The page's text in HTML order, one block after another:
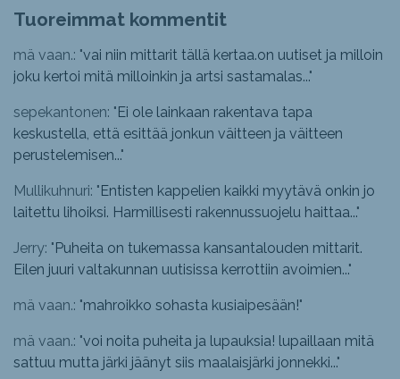
Tuoreimmat kommentit
mä vaan.: "vai niin mittarit tällä kertaa.on uutiset ja milloin
joku kertoi mitä milloinkin ja artsi sastamalas..."
sepekantonen: "Ei ole lainkaan rakentava tapa
keskustella, että esittää jonkun väitteen ja väitteen
perustelemisen..."
Mullikuhnuri: "Entisten kappelien kaikki myytävä onkin jo
laitettu lihoiksi. Harmillisesti rakennussuojelu haittaa..."
Jerry: "Puheita on tukemassa kansantalouden mittarit.
Eilen juuri valtakunnan uutisissa kerrottiin avoimien..."
mä vaan.: "mahroikko sohasta kusiaipesään!"
mä vaan.: "voi noita puheita ja lupauksia! lupaillaan mitä
sattuu mutta järki jäänyt siis maalaisjärki jonnekki..."